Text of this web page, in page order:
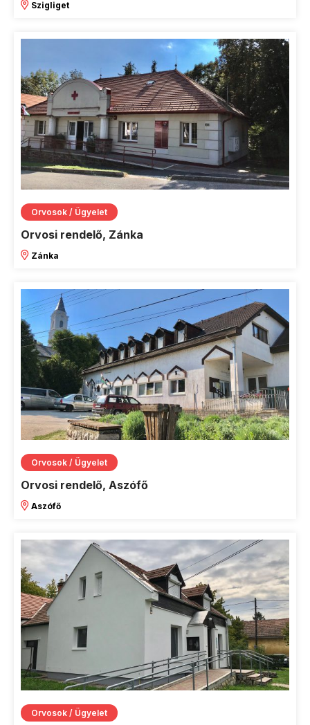
Szigliget
Orvosok / Ügyelet
Orvosi rendelő, Zánka
Zánka
Orvosok / Ügyelet
Orvosi rendelő, Aszófő
Aszófő
Orvosok / Ügyelet